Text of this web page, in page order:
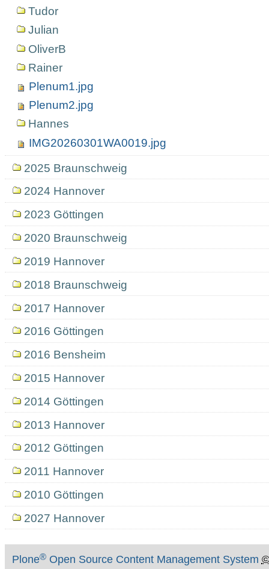
Tudor
Julian
OliverB
Rainer
Plenum1.jpg
Plenum2.jpg
Hannes
IMG20260301WA0019.jpg
2025 Braunschweig
2024 Hannover
2023 Göttingen
2020 Braunschweig
2019 Hannover
2018 Braunschweig
2017 Hannover
2016 Göttingen
2016 Bensheim
2015 Hannover
2014 Göttingen
2013 Hannover
2012 Göttingen
2011 Hannover
2010 Göttingen
2027 Hannover
Plone®Open Source Content Management System ©